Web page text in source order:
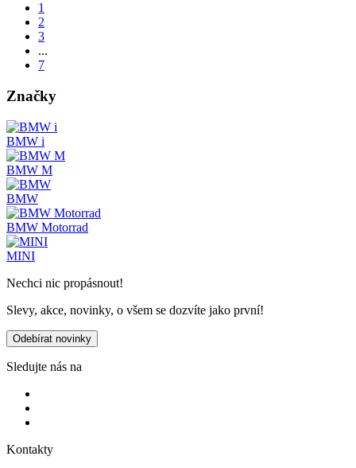
1
2
3
...
7
Značky
BMW i
BMW M
BMW
BMW Motorrad
MINI
Nechci nic propásnout!
Slevy, akce, novinky, o všem se dozvíte jako první!
Odebírat novinky
Sledujte nás na
Kontakty